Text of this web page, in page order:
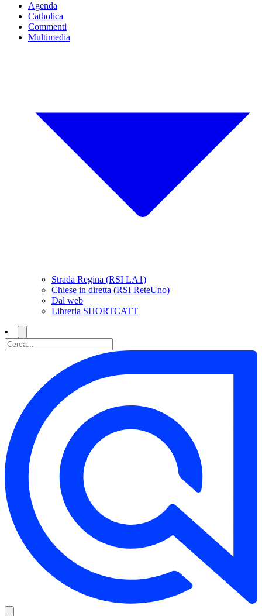
Agenda
Catholica
Commenti
Multimedia
Strada Regina (RSI LA1)
Chiese in diretta (RSI ReteUno)
Dal web
Libreria SHORTCATT